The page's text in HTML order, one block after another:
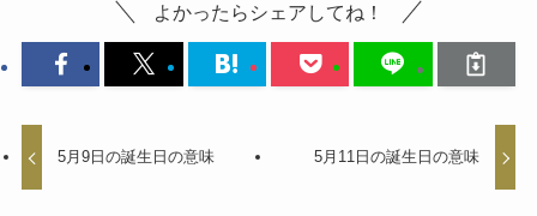
よかったらシェアしてね！
5月9日の誕生日の意味 5月11日の誕生日の意味